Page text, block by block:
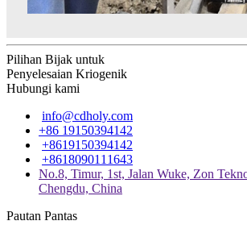
Pilihan Bijak untuk
Penyelesaian Kriogenik
Hubungi kami
info@cdholy.com
+86 19150394142
+8619150394142
+8618090111643
No.8, Timur, 1st, Jalan Wuke, Zon
Chengdu, China
Pautan Pantas